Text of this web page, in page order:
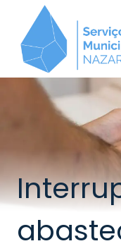
content